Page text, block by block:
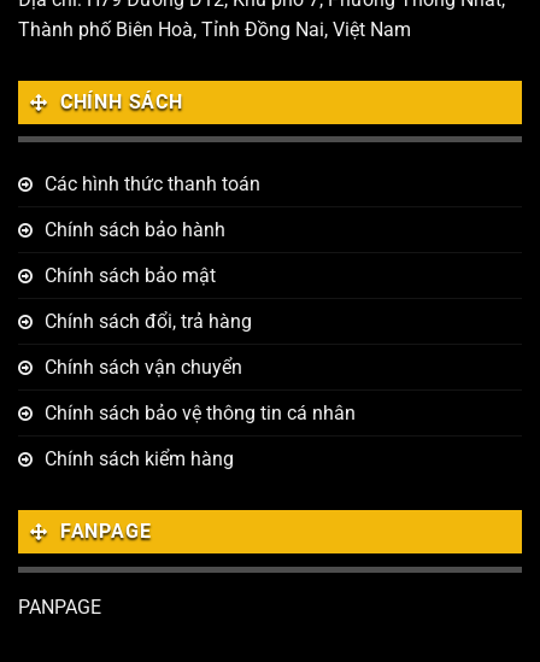
Thành phố Biên Hoà, Tỉnh Đồng Nai, Việt Nam
CHÍNH SÁCH
Các hình thức thanh toán
Chính sách bảo hành
Chính sách bảo mật
Chính sách đổi, trả hàng
Chính sách vận chuyển
Chính sách bảo vệ thông tin cá nhân
Chính sách kiểm hàng
FANPAGE
PANPAGE